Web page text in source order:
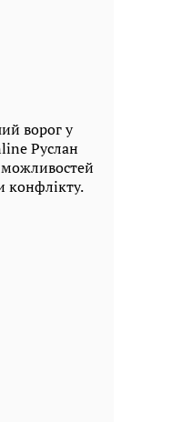
ворог у
Руслан
можливостей
конфлікту.